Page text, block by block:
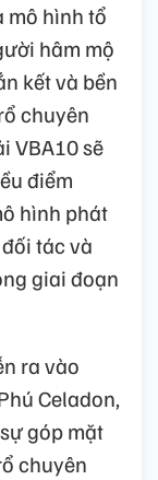
mô hình tổ
hâm mộ
kết và bền
chuyên
VBA10 sẽ
điểm
hình phát
tác và
giai đoạn
ra vào
Celadon,
góp mặt
chuyên